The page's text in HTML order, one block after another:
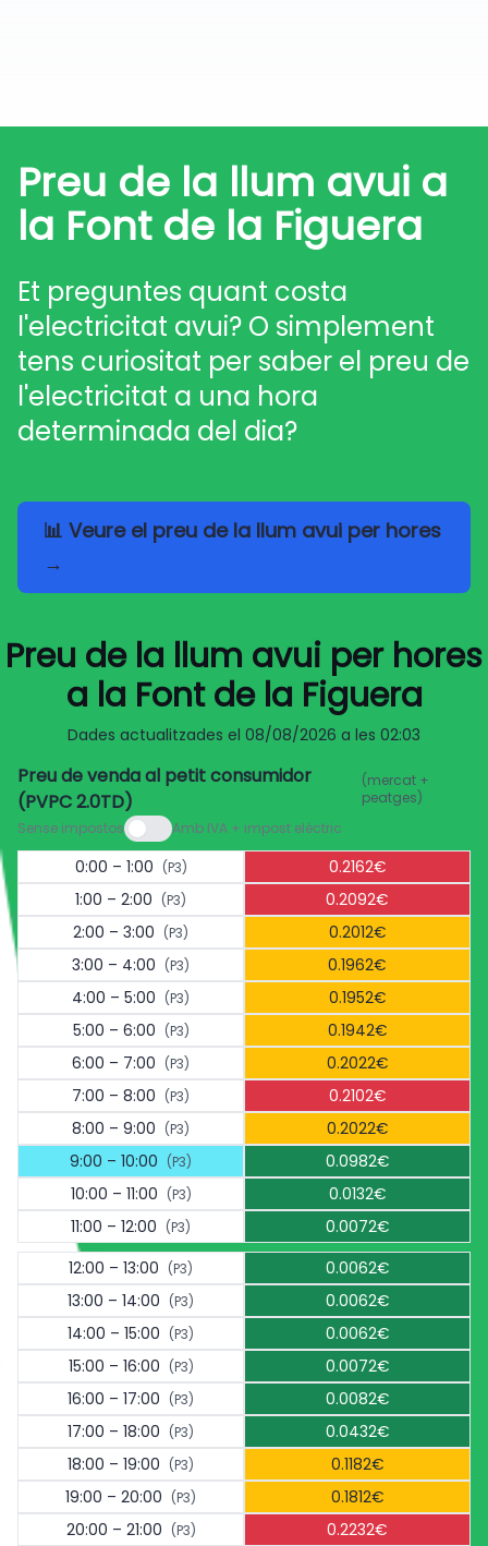
Preu de la llum avui a
la Font de la Figuera
Et preguntes quant costa
l'electricitat avui? O simplement
tens curiositat per saber el preu de
l'electricitat a una hora
determinada del dia?
📊 Veure el preu de la llum avui per hores
→
Preu de la llum avui per hores
a la Font de la Figuera
Dades actualitzades el 08/08/2026 a les 02:03
Preu de venda al petit consumidor
(PVPC 2.0TD)
(mercat +
peatges)
Sense impostos
Amb IVA + impost elèctric
0:00 – 1:00 (P3)
0.2162€
1:00 – 2:00 (P3)
0.2092€
2:00 – 3:00 (P3)
0.2012€
3:00 – 4:00 (P3)
0.1962€
4:00 – 5:00 (P3)
0.1952€
5:00 – 6:00 (P3)
0.1942€
6:00 – 7:00 (P3)
0.2022€
7:00 – 8:00 (P3)
0.2102€
8:00 – 9:00 (P3)
0.2022€
9:00 – 10:00 (P3)
0.0982€
10:00 – 11:00 (P3)
0.0132€
11:00 – 12:00 (P3)
0.0072€
12:00 – 13:00 (P3)
0.0062€
13:00 – 14:00 (P3)
0.0062€
14:00 – 15:00 (P3)
0.0062€
15:00 – 16:00 (P3)
0.0072€
16:00 – 17:00 (P3)
0.0082€
17:00 – 18:00 (P3)
0.0432€
18:00 – 19:00 (P3)
0.1182€
19:00 – 20:00 (P3)
0.1812€
20:00 – 21:00 (P3)
0.2232€